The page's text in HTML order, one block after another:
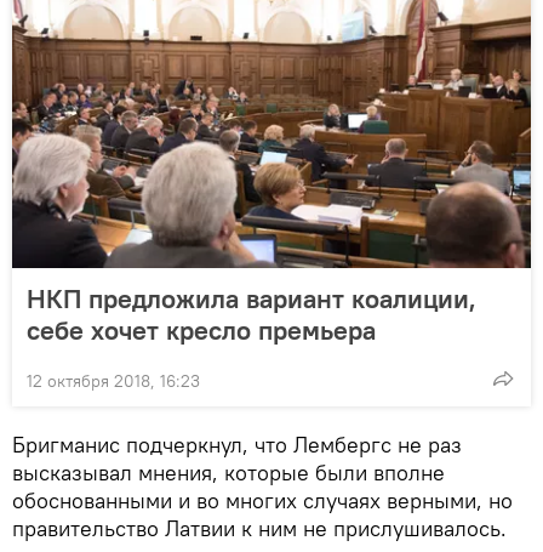
НКП предложила вариант коалиции,
себе хочет кресло премьера
12 октября 2018, 16:23
Бригманис подчеркнул, что Лембергс не раз
высказывал мнения, которые были вполне
обоснованными и во многих случаях верными, но
правительство Латвии к ним не прислушивалось.